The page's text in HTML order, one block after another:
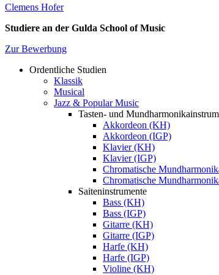
Clemens Hofer
Studiere an der Gulda School of Music
Zur Bewerbung
Academics
Ordentliche Studien
Klassik
Musical
Jazz & Popular Music
Tasten- und
Akkordeon (KH)
Akkordeon (IGP)
Klavier (KH)
Klavier (IGP)
Chromatische
Chromatische
Saiteninstrumente
Bass (KH)
Bass (IGP)
Gitarre (KH)
Gitarre (IGP)
Harfe (KH)
Harfe (IGP)
Violine (KH)